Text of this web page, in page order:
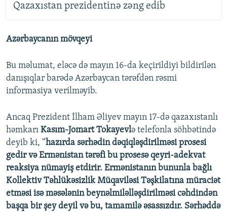
Qazaxıstan prezidentinə zəng edib
Azərbaycanın mövqeyi
Bu məlumat, eləcə də mayın 16-da keçirildiyi bildirilən
danışıqlar barədə Azərbaycan tərəfdən rəsmi
informasiya verilməyib.
Ancaq Prezident İlham Əliyev mayın 17-də qazaxıstanlı
həmkarı Kasım-Jomart Tokayevlə telefonla söhbətində
deyib ki, “hazırda sərhədin dəqiqləşdirilməsi prosesi
gedir və Ermənistan tərəfi bu prosesə qeyri-adekvat
reaksiya nümayiş etdirir. Ermənistanın bununla bağlı
Kollektiv Təhlükəsizlik Müqaviləsi Təşkilatına müraciət
etməsi isə məsələnin beynəlmiləlləşdirilməsi cəhdindən
başqa bir şey deyil və bu, tamamilə əsassızdır. Sərhəddə